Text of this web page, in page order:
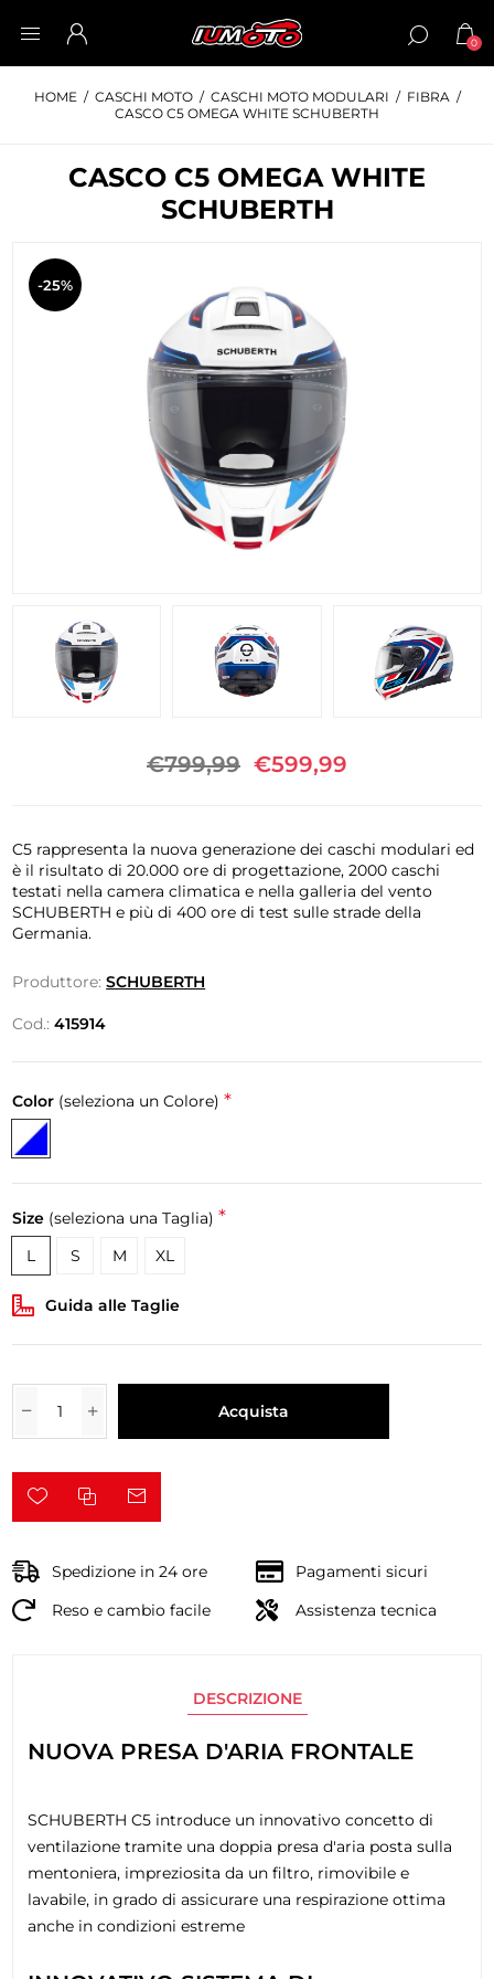
0
HOME / CASCHI MOTO / CASCHI MOTO MODULARI / FIBRA /
CASCO C5 OMEGA WHITE SCHUBERTH
CASCO C5 OMEGA WHITE
SCHUBERTH
-25%
€799,99 €599,99
C5 rappresenta la nuova generazione dei caschi modulari ed
è il risultato di 20.000 ore di progettazione, 2000 caschi
testati nella camera climatica e nella galleria del vento
SCHUBERTH e più di 400 ore di test sulle strade della
Germania.
Produttore: SCHUBERTH
Cod.: 415914
Color (seleziona un Colore) *
Size (seleziona una Taglia) *
L S M XL
Guida alle Taglie
Acquista
Spedizione in 24 ore
Pagamenti sicuri
Reso e cambio facile
Assistenza tecnica
DESCRIZIONE
NUOVA PRESA D'ARIA FRONTALE
SCHUBERTH C5 introduce un innovativo concetto di
ventilazione tramite una doppia presa d'aria posta sulla
mentoniera, impreziosita da un filtro, rimovibile e
lavabile, in grado di assicurare una respirazione ottima
anche in condizioni estreme